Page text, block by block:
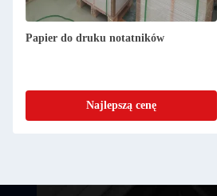
Papier do druku notatników
Najlepszą cenę